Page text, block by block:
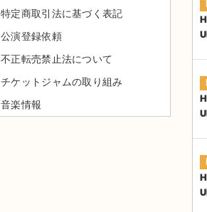
特定商取引法に基づく表記
公演登録依頼
不正転売禁止法について
チケットジャムの取り組み
音楽情報